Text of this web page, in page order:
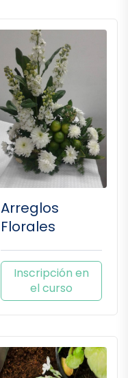
Arreglos
Florales
Inscripción en
el curso